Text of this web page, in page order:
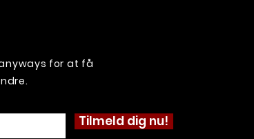
for at få
Tilmeld dig nu!